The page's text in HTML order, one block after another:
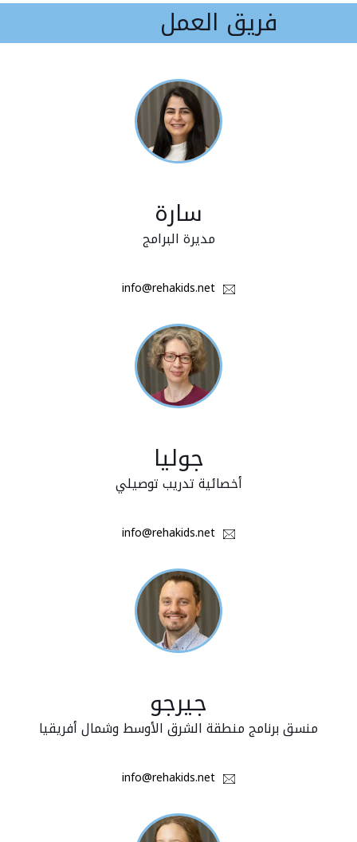
فريق العمل
سارة
مديرة البرامج
info@rehakids.net
جوليا
أخصائية تدريب توصيلي
info@rehakids.net
جيرجو
منسق برنامج منطقة الشرق الأوسط وشمال أفريقيا
info@rehakids.net